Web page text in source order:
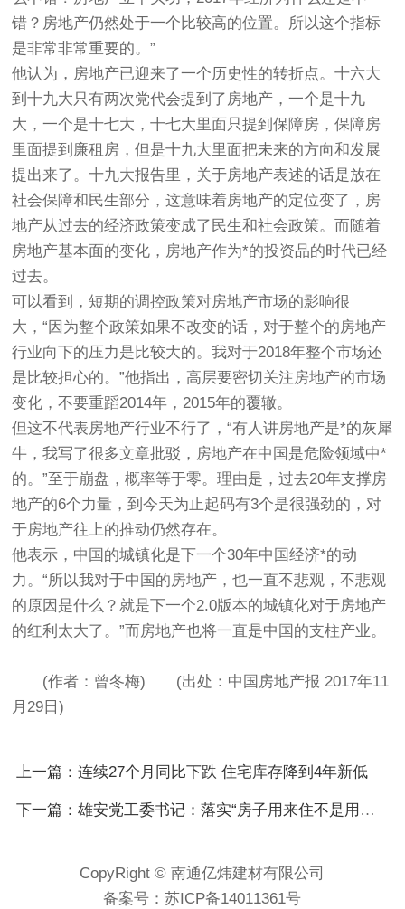
错？房地产仍然处于一个比较高的位置。所以这个指标
是非常非常重要的。”
他认为，房地产已迎来了一个历史性的转折点。十六大
到十九大只有两次党代会提到了房地产，一个是十九
大，一个是十七大，十七大里面只提到保障房，保障房
里面提到廉租房，但是十九大里面把未来的方向和发展
提出来了。十九大报告里，关于房地产表述的话是放在
社会保障和民生部分，这意味着房地产的定位变了，房
地产从过去的经济政策变成了民生和社会政策。而随着
房地产基本面的变化，房地产作为*的投资品的时代已经
过去。
可以看到，短期的调控政策对房地产市场的影响很
大，“因为整个政策如果不改变的话，对于整个的房地产
行业向下的压力是比较大的。我对于2018年整个市场还
是比较担心的。”他指出，高层要密切关注房地产的市场
变化，不要重蹈2014年，2015年的覆辙。
但这不代表房地产行业不行了，“有人讲房地产是*的灰犀
牛，我写了很多文章批驳，房地产在中国是危险领域中*
的。”至于崩盘，概率等于零。理由是，过去20年支撑房
地产的6个力量，到今天为止起码有3个是很强劲的，对
于房地产往上的推动仍然存在。
他表示，中国的城镇化是下一个30年中国经济*的动
力。“所以我对于中国的房地产，也一直不悲观，不悲观
的原因是什么？就是下一个2.0版本的城镇化对于房地产
的红利太大了。”而房地产也将一直是中国的支柱产业。
(作者：曾冬梅) (出处：中国房地产报 2017年11
月29日)
上一篇：连续27个月同比下跌 住宅库存降到4年新低
下一篇：雄安党工委书记：落实“房子用来住不是用来炒”定位
CopyRight © 南通亿炜建材有限公司
备案号：苏ICP备14011361号